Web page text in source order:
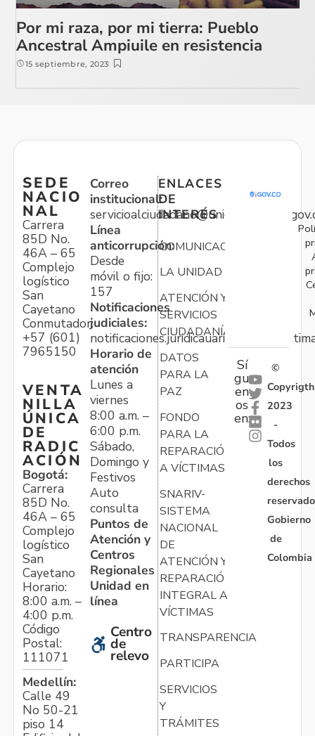
Por mi raza, por mi tierra: Pueblo
Ancestral Ampiuile en resistencia
15 septiembre, 2023
SEDE
NACIO
NAL
Carrera
85D No.
46A – 65
Complejo
logístico
San
Cayetano
Conmutador:
+57 (601)
7965150
VENTA
NILLA
ÚNICA
DE
RADIC
ACIÓN
Bogotá:
Carrera
85D No.
46A – 65
Complejo
logístico
San
Cayetano
Horario:
8:00 a.m. –
4:00 p.m.
Código
Postal:
111071
Medellín:
Calle 49
No 50-21
piso 14
Correo
institucional:
Línea
anticorrupción:
Desde
móvil o fijo:
157
Notificaciones
judiciales:
Horario de
atención
Lunes a
viernes
8:00 a.m. –
6:00 p.m.
Sábado,
Domingo y
Festivos
Auto
consulta
Puntos de
Atención y
Centros
Regionales
Unidad en
línea
Centro
de
relevo
ENLACES
DE
INTERÉS
COMUNICACIONES
LA UNIDAD
ATENCIÓN Y
SERVICIOS
CIUDADANÍA
DATOS
PARA LA
PAZ
FONDO
PARA LA
REPARACIÓN
A VÍCTIMAS
SNARIV-
SISTEMA
NACIONAL
DE
ATENCIÓN Y
REPARACIÓN
INTEGRAL A
VÍCTIMAS
TRANSPARENCIA
PARTICIPA
SERVICIOS
Y
TRÁMITES
Sí
gu
en
os
en:
©
Copyrigth
2023
-
Todos
los
derechos
Gobierno
de
Colombia